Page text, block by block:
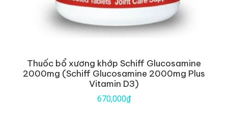
Thuốc bổ xương khớp Schiff Glucosamine
2000mg (Schiff Glucosamine 2000mg Plus
Vitamin D3)
670,000₫